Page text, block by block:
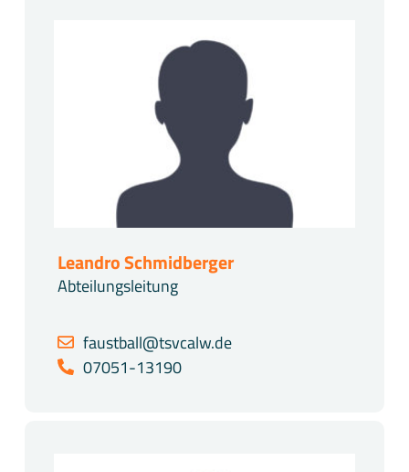
Leandro Schmidberger
Abteilungsleitung
faustball@tsvcalw.de
07051-13190